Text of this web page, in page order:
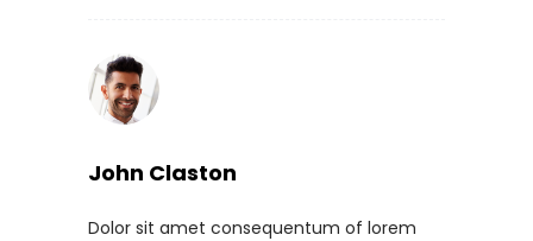
John Claston
Dolor sit amet consequentum of lorem